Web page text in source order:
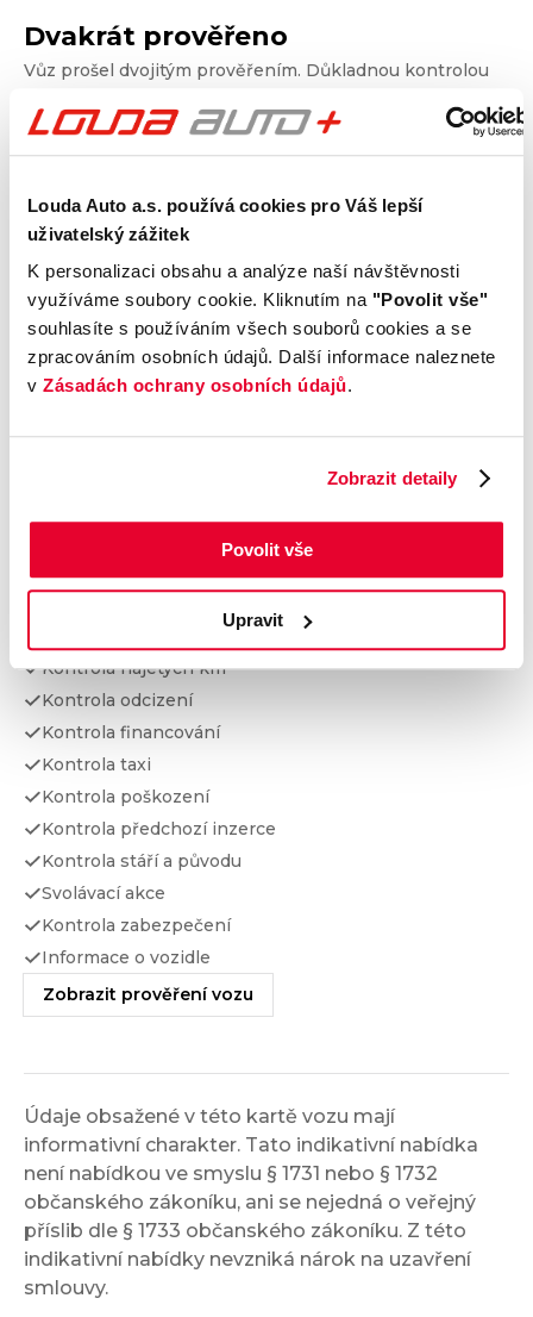
Louda Auto a.s. používá cookies pro Váš lepší
uživatelský zážitek
K personalizaci obsahu a analýze naší návštěvnosti
využíváme soubory cookie. Kliknutím na "Povolit vše"
souhlasíte s používáním všech souborů cookies a se
zpracováním osobních údajů. Další informace naleznete
v Zásadách ochrany osobních údajů.
Zobrazit detaily
Povolit vše
Upravit
Dvakrát prověřeno
Vůz prošel dvojitým prověřením. Důkladnou kontrolou
kterému získáte garanci původu, historie, ověříte si
Kontrola technického stavu
Motor
Převodovka a spojka
Nápravy a podvozek
Výfuková soustava
Kontrola najetých km
Kontrola odcizení
Kontrola financování
Kontrola taxi
Kontrola poškození
Kontrola předchozí inzerce
Kontrola stáří a původu
Svolávací akce
Kontrola zabezpečení
Informace o vozidle
Zobrazit prověření vozu
Údaje obsažené v této kartě vozu mají
informativní charakter. Tato indikativní nabídka
není nabídkou ve smyslu § 1731 nebo § 1732
občanského zákoníku, ani se nejedná o veřejný
příslib dle § 1733 občanského zákoníku. Z této
indikativní nabídky nevzniká nárok na uzavření
smlouvy.